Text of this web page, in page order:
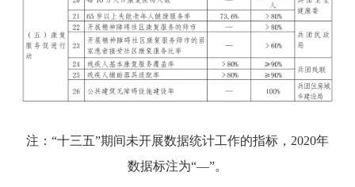
注：“十三五”期间未开展数据统计工作的指标，2020年
数据标注为“—”。